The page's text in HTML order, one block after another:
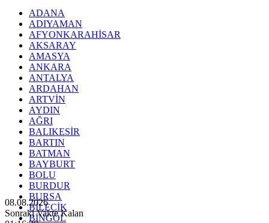
ADANA
ADIYAMAN
AFYONKARAHİSAR
AKSARAY
AMASYA
ANKARA
ANTALYA
ARDAHAN
ARTVİN
AYDIN
AĞRI
BALIKESİR
BARTIN
BATMAN
BAYBURT
BOLU
BURDUR
BURSA
BİLECİK
BİNGÖL
08.08.2026
Sonraki Vakte Kalan